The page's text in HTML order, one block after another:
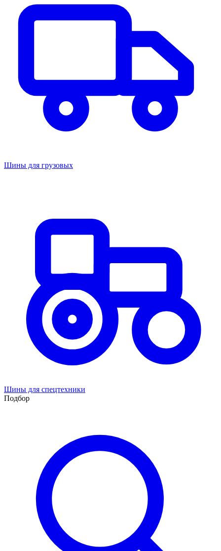
Шины для грузовых
Шины для спецтехники
Подбор